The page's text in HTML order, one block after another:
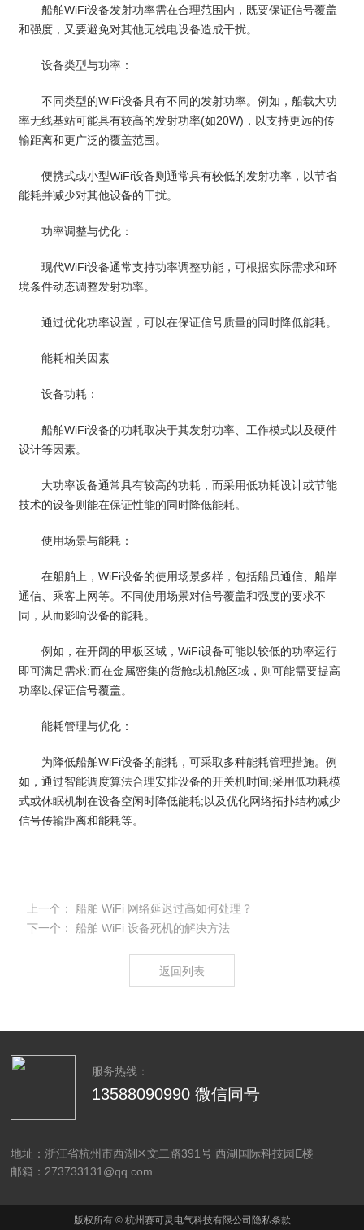
船舶WiFi设备发射功率需在合理范围内，既要保证信号覆盖
和强度，又要避免对其他无线电设备造成干扰。
设备类型与功率：
不同类型的WiFi设备具有不同的发射功率。例如，船载大功
率无线基站可能具有较高的发射功率(如20W)，以支持更远的传
输距离和更广泛的覆盖范围。
便携式或小型WiFi设备则通常具有较低的发射功率，以节省
能耗并减少对其他设备的干扰。
功率调整与优化：
现代WiFi设备通常支持功率调整功能，可根据实际需求和环
境条件动态调整发射功率。
通过优化功率设置，可以在保证信号质量的同时降低能耗。
能耗相关因素
设备功耗：
船舶WiFi设备的功耗取决于其发射功率、工作模式以及硬件
设计等因素。
大功率设备通常具有较高的功耗，而采用低功耗设计或节能
技术的设备则能在保证性能的同时降低能耗。
使用场景与能耗：
在船舶上，WiFi设备的使用场景多样，包括船员通信、船岸
通信、乘客上网等。不同使用场景对信号覆盖和强度的要求不
同，从而影响设备的能耗。
例如，在开阔的甲板区域，WiFi设备可能以较低的功率运行
即可满足需求;而在金属密集的货舱或机舱区域，则可能需要提高
功率以保证信号覆盖。
能耗管理与优化：
为降低船舶WiFi设备的能耗，可采取多种能耗管理措施。例
如，通过智能调度算法合理安排设备的开关机时间;采用低功耗模
式或休眠机制在设备空闲时降低能耗;以及优化网络拓扑结构减少
信号传输距离和能耗等。
上一个：
船舶 WiFi 网络延迟过高如何处理？
下一个：
船舶 WiFi 设备死机的解决方法
返回列表
服务热线：
13588090990 微信同号
地址：浙江省杭州市西湖区文二路391号 西湖国际科技园E楼
邮箱：273733131@qq.com
版权所有 © 杭州赛可灵电气科技有限公司隐私条款